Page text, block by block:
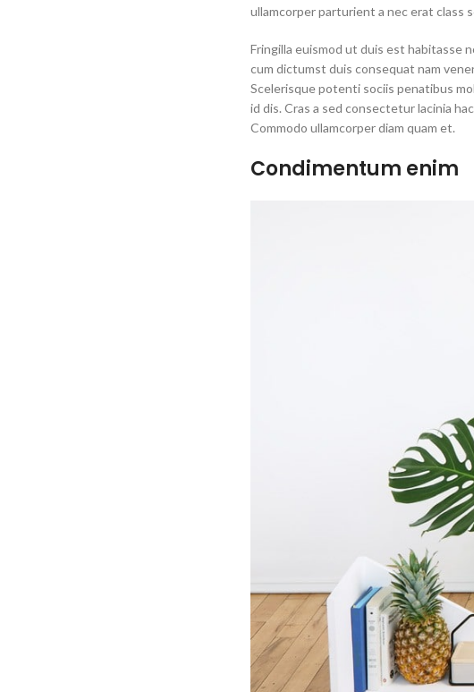
ullamcorper parturient a nec erat class
Fringilla euismod ut duis est habitasse
cum dictumst duis consequat nam
Scelerisque potenti sociis penatibus
id dis. Cras a sed consectetur lacinia
Commodo ullamcorper diam quam et.
Condimentum enim